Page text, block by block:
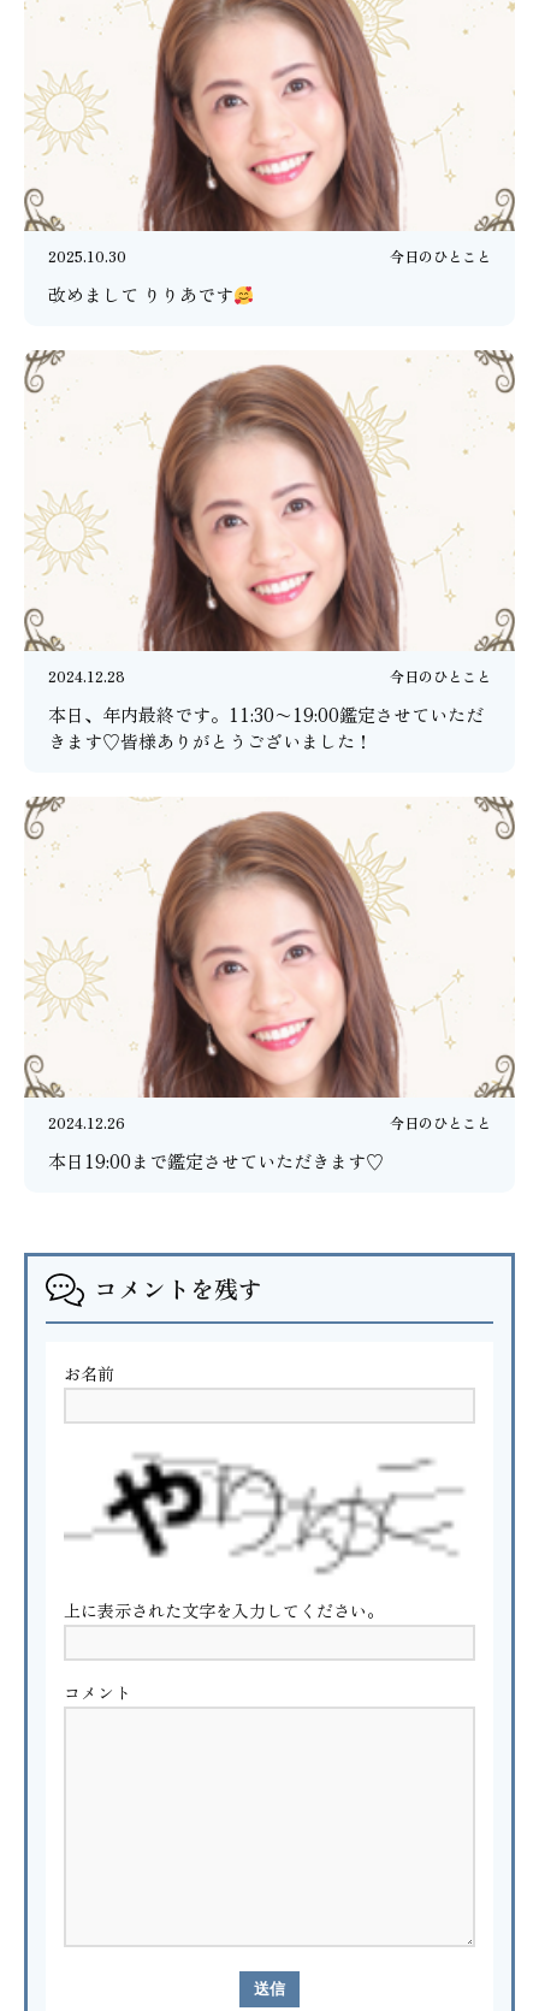
2025.10.30 今日のひとこと
改めまして りりあです
2024.12.28 今日のひとこと
本日、年内最終です。11:30〜19:00鑑定させていただ
きます♡皆様ありがとうございました！
2024.12.26 今日のひとこと
本日19:00まで鑑定させていただきます♡
コメントを残す
お名前
上に表示された文字を入力してください。
コメント